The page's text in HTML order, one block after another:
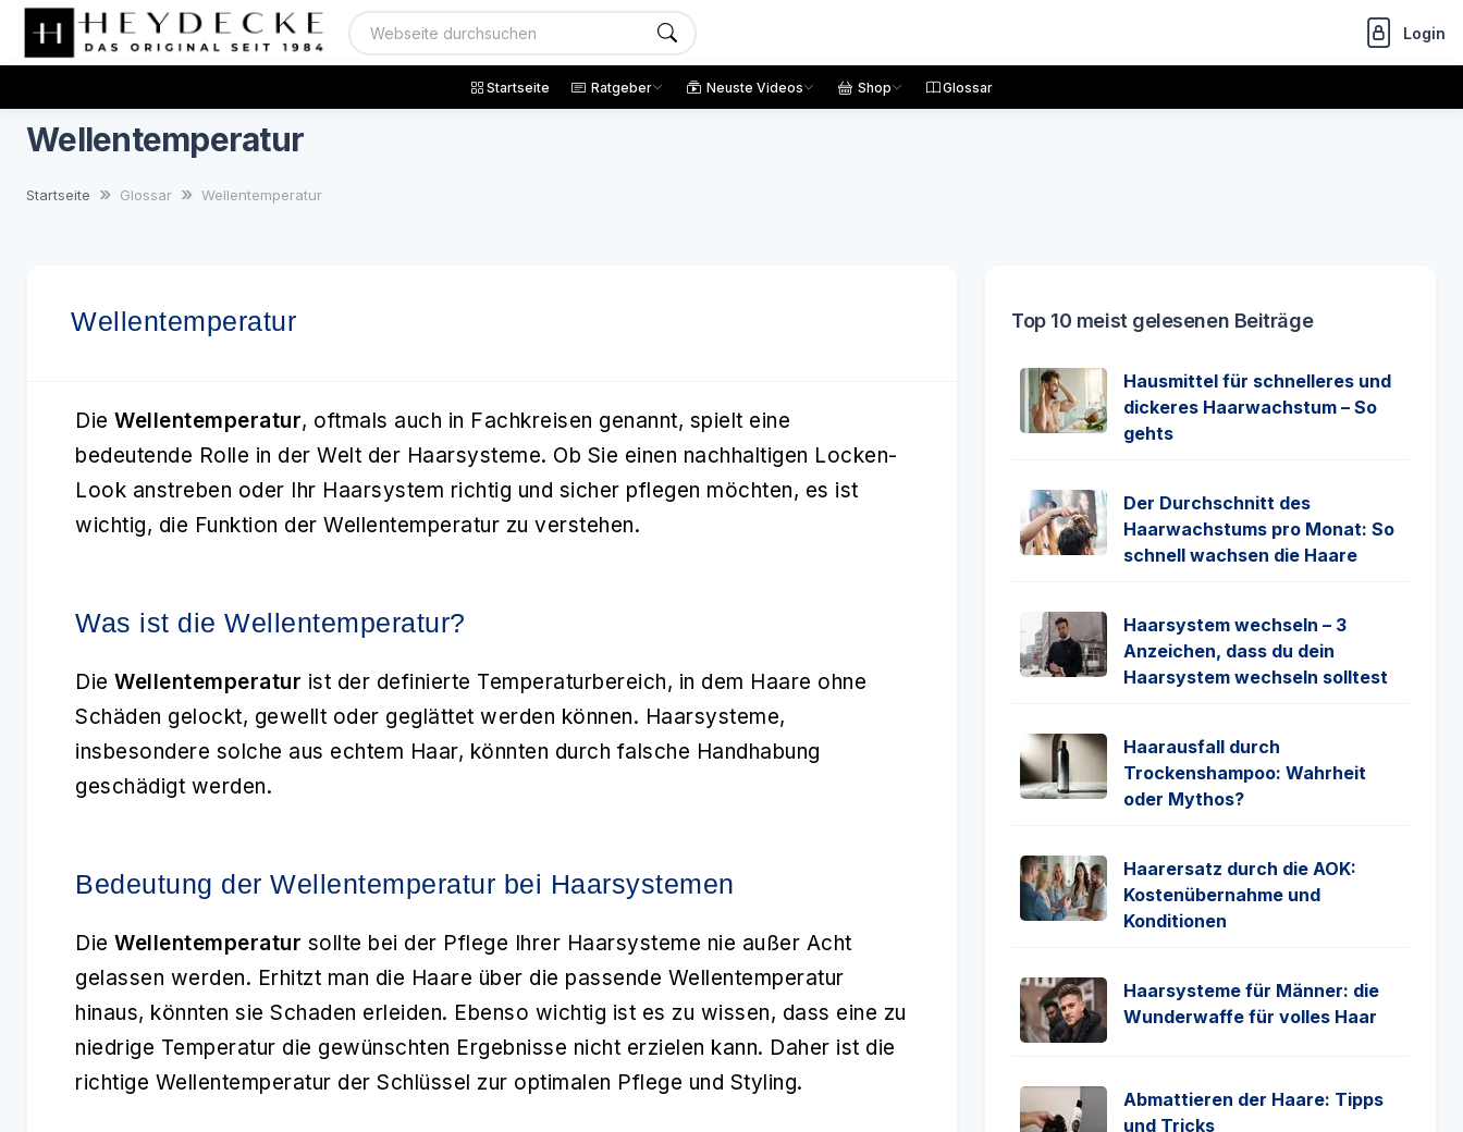
Login
Startseite Ratgeber Neuste Videos Shop Glossar
Wellentemperatur
Startseite Glossar Wellentemperatur
Wellentemperatur
Die Wellentemperatur, oftmals auch in Fachkreisen genannt, spielt eine
bedeutende Rolle in der Welt der Haarsysteme. Ob Sie einen nachhaltigen Locken-
Look anstreben oder Ihr Haarsystem richtig und sicher pflegen möchten, es ist
wichtig, die Funktion der Wellentemperatur zu verstehen.
Was ist die Wellentemperatur?
Die Wellentemperatur ist der definierte Temperaturbereich, in dem Haare ohne
Schäden gelockt, gewellt oder geglättet werden können. Haarsysteme,
insbesondere solche aus echtem Haar, könnten durch falsche Handhabung
geschädigt werden.
Bedeutung der Wellentemperatur bei Haarsystemen
Die Wellentemperatur sollte bei der Pflege Ihrer Haarsysteme nie außer Acht
gelassen werden. Erhitzt man die Haare über die passende Wellentemperatur
hinaus, könnten sie Schaden erleiden. Ebenso wichtig ist es zu wissen, dass eine zu
niedrige Temperatur die gewünschten Ergebnisse nicht erzielen kann. Daher ist die
richtige Wellentemperatur der Schlüssel zur optimalen Pflege und Styling.
Top 10 meist gelesenen Beiträge
Hausmittel für schnelleres und
dickeres Haarwachstum – So
gehts
Der Durchschnitt des
Haarwachstums pro Monat: So
schnell wachsen die Haare
Haarsystem wechseln – 3
Anzeichen, dass du dein
Haarsystem wechseln solltest
Haarausfall durch
Trockenshampoo: Wahrheit
oder Mythos?
Haarersatz durch die AOK:
Kostenübernahme und
Konditionen
Haarsysteme für Männer: die
Wunderwaffe für volles Haar
Abmattieren der Haare: Tipps
und Tricks